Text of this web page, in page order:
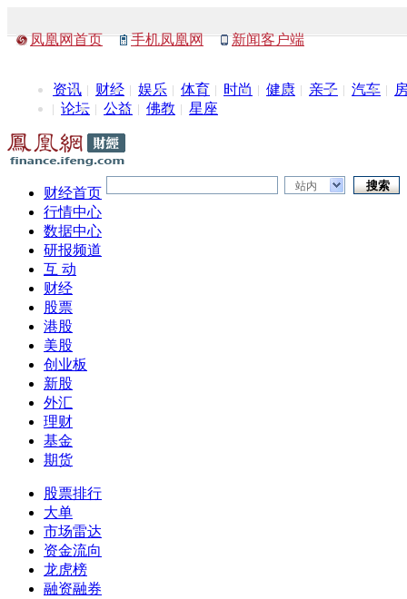
凤凰网首页 手机凤凰网 新闻客户端
资讯 财经 娱乐 体育 时尚 健康 亲子 汽车
论坛
公益 佛教 星座
站内
财经首页
行情中心
数据中心
研报频道
互 动
财经
股票
港股
美股
创业板
新股
外汇
理财
基金
期货
股票排行
大单
市场雷达
资金流向
龙虎榜
融资融券